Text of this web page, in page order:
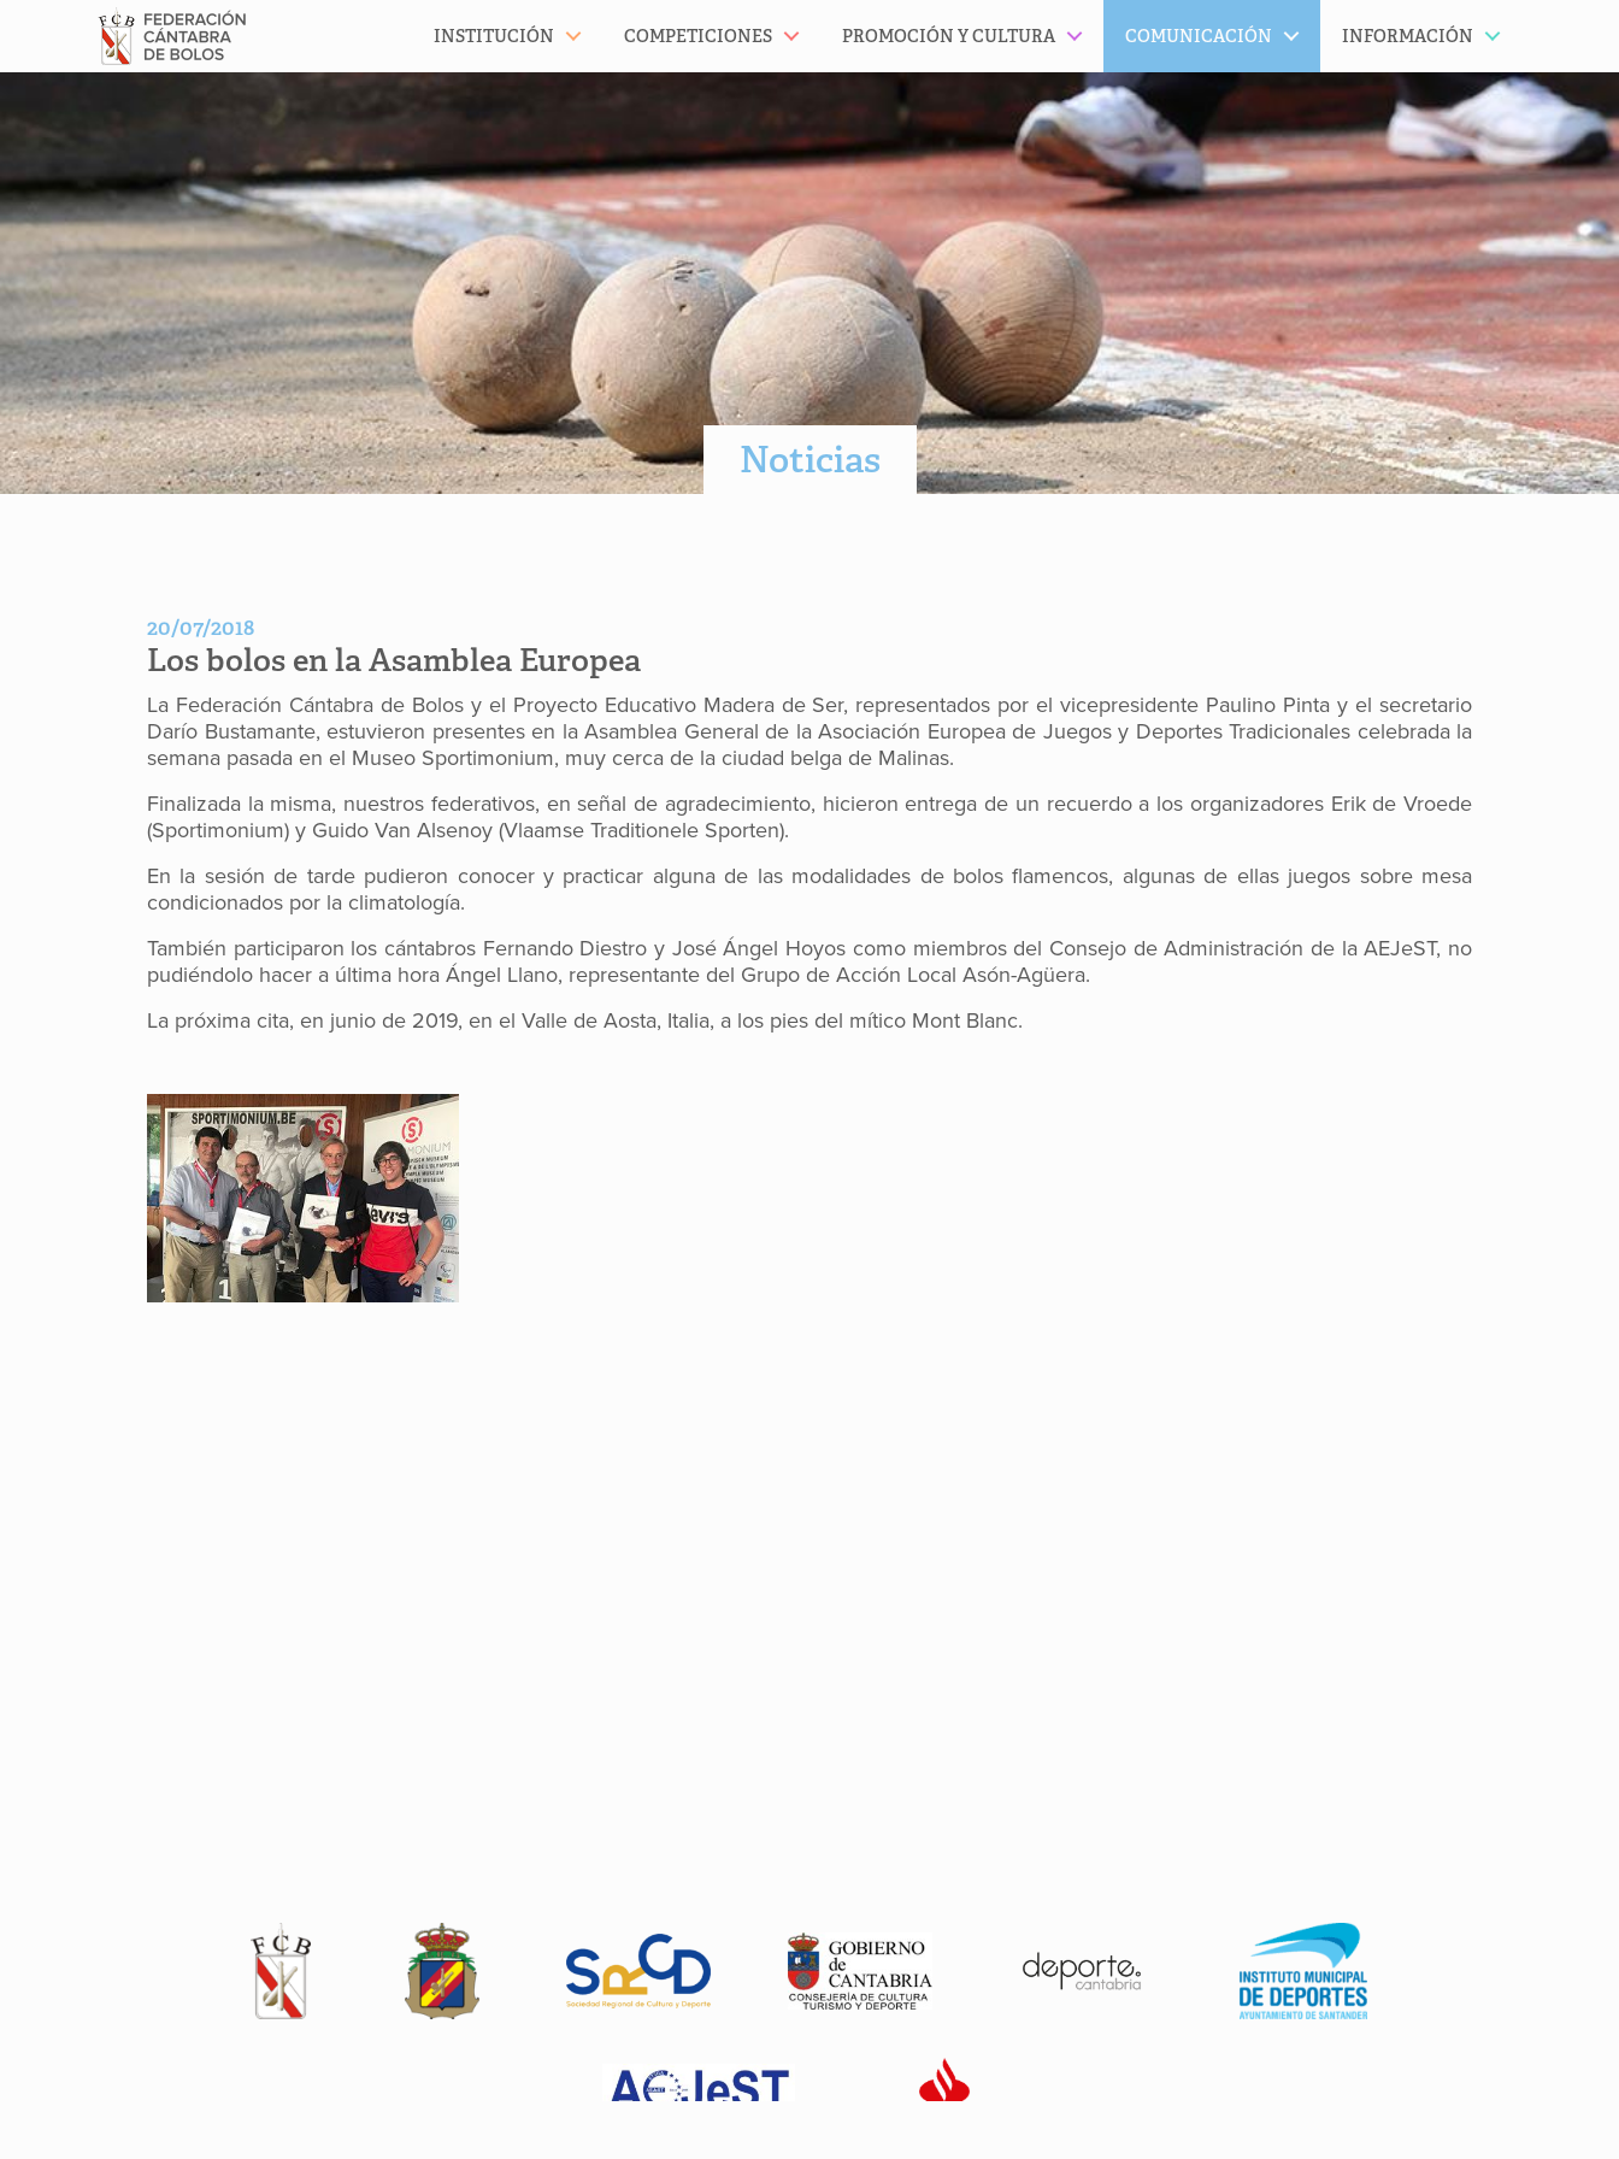
INSTITUCIÓN COMPETICIONES PROMOCIÓN Y CULTURA COMUNICACIÓN INFORMACIÓN
Noticias
20/07/2018
Los bolos en la Asamblea Europea
La Federación Cántabra de Bolos y el Proyecto Educativo Madera de Ser, representados por el vicepresidente Paulino Pinta y el secretario
Darío Bustamante, estuvieron presentes en la Asamblea General de la Asociación Europea de Juegos y Deportes Tradicionales celebrada la
semana pasada en el Museo Sportimonium, muy cerca de la ciudad belga de Malinas.
Finalizada la misma, nuestros federativos, en señal de agradecimiento, hicieron entrega de un recuerdo a los organizadores Erik de Vroede
(Sportimonium) y Guido Van Alsenoy (Vlaamse Traditionele Sporten).
En la sesión de tarde pudieron conocer y practicar alguna de las modalidades de bolos flamencos, algunas de ellas juegos sobre mesa
condicionados por la climatología.
También participaron los cántabros Fernando Diestro y José Ángel Hoyos como miembros del Consejo de Administración de la AEJeST, no
pudiéndolo hacer a última hora Ángel Llano, representante del Grupo de Acción Local Asón-Agüera.
La próxima cita, en junio de 2019, en el Valle de Aosta, Italia, a los pies del mítico Mont Blanc.